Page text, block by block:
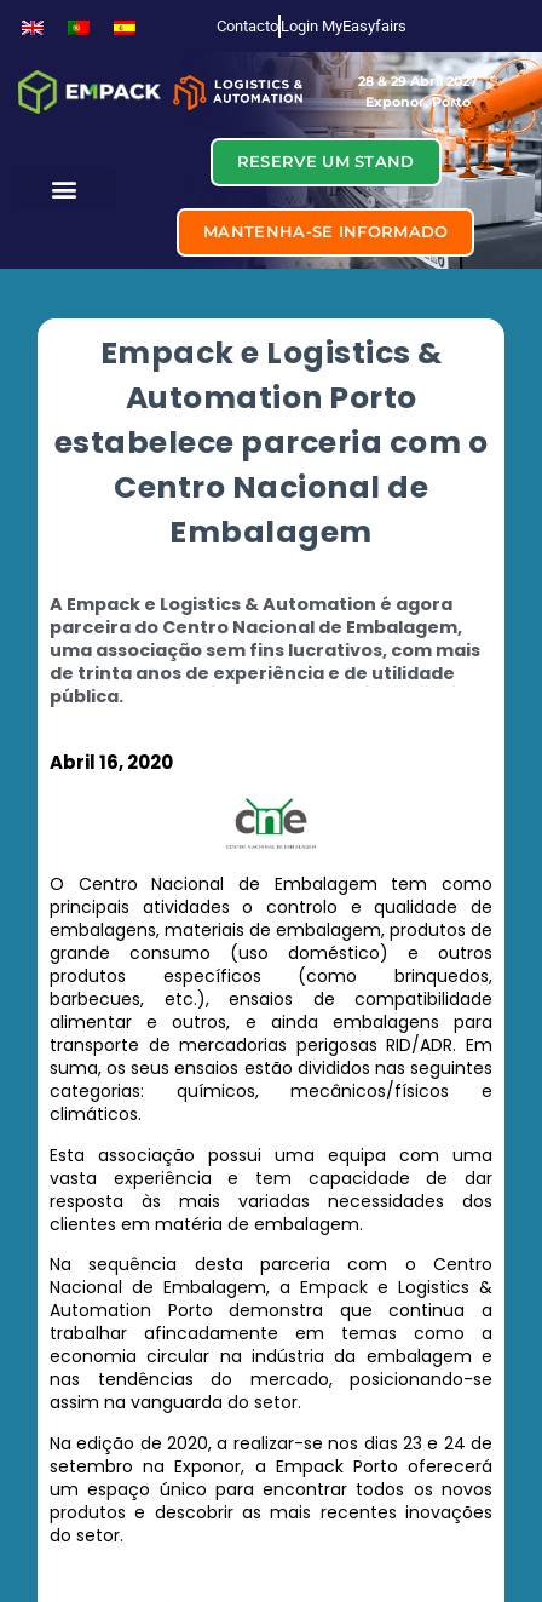
Contacto Login MyEasyfairs
28 & 29 Abril 2027
Exponor, Porto
RESERVE UM STAND
MANTENHA-SE INFORMADO
Empack e Logistics &
Automation Porto
estabelece parceria com o
Centro Nacional de
Embalagem
A Empack e Logistics & Automation é agora
parceira do Centro Nacional de Embalagem,
uma associação sem fins lucrativos, com mais
de trinta anos de experiência e de utilidade
pública.
Abril 16, 2020
O Centro Nacional de Embalagem tem como
principais atividades o controlo e qualidade de
embalagens, materiais de embalagem, produtos de
grande consumo (uso doméstico) e outros
produtos específicos (como brinquedos,
barbecues, etc.), ensaios de compatibilidade
alimentar e outros, e ainda embalagens para
transporte de mercadorias perigosas RID/ADR. Em
suma, os seus ensaios estão divididos nas seguintes
categorias: químicos, mecânicos/físicos e
climáticos.
Esta associação possui uma equipa com uma
vasta experiência e tem capacidade de dar
resposta às mais variadas necessidades dos
clientes em matéria de embalagem.
Na sequência desta parceria com o Centro
Nacional de Embalagem, a Empack e Logistics &
Automation Porto demonstra que continua a
trabalhar afincadamente em temas como a
economia circular na indústria da embalagem e
nas tendências do mercado, posicionando-se
assim na vanguarda do setor.
Na edição de 2020, a realizar-se nos dias 23 e 24 de
setembro na Exponor, a Empack Porto oferecerá
um espaço único para encontrar todos os novos
produtos e descobrir as mais recentes inovações
do setor.